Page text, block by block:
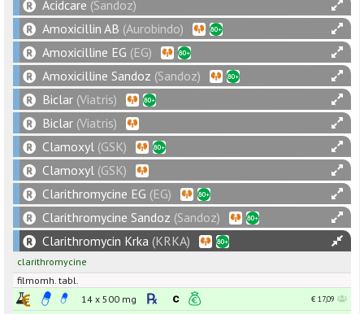
Acidcare (Sandoz)
Amoxicillin AB (Aurobindo)
Amoxicilline EG (EG)
Amoxicilline Sandoz (Sandoz)
Biclar (Viatris)
Biclar (Viatris)
Clamoxyl (GSK)
Clamoxyl (GSK)
Clarithromycine EG (EG)
Clarithromycine Sandoz (Sandoz)
Clarithromycin Krka (KRKA)
clarithromycine
filmomh. tabl.
14 x 500 mg € 17,09